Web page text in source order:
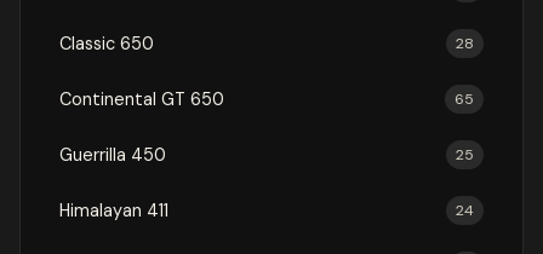
Classic 650 28
Continental GT 650 65
Guerrilla 450 25
Himalayan 411 24